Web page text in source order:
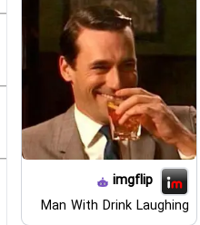
imgflip
Man With Drink Laughing